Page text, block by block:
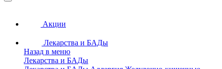
Акции
Лекарства и БАДы
Назад в меню
Лекарства и БАДы